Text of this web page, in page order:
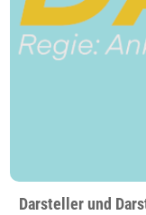
Darsteller und